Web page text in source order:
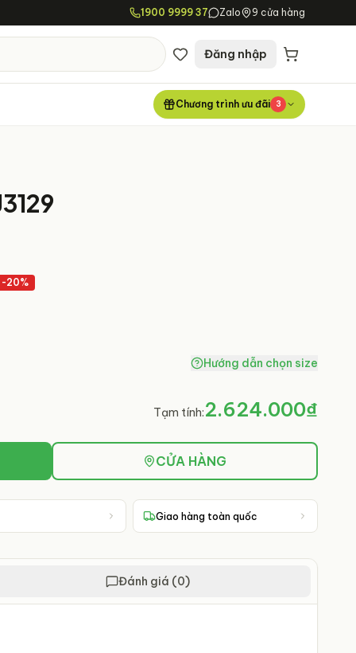
1900 9999 37 Zalo 9 cửa hàng
Đăng nhập
Chương trình ưu đãi 3
-20%
Hướng dẫn chọn size
Tạm tính:2.624.000₫
CỬA HÀNG
Giao hàng toàn quốc
Đánh giá (0)